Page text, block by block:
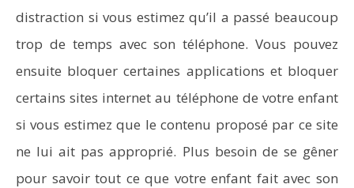
distraction si vous estimez qu’il a passé beaucoup
trop de temps avec son téléphone. Vous pouvez
ensuite bloquer certaines applications et bloquer
certains sites internet au téléphone de votre enfant
si vous estimez que le contenu proposé par ce site
ne lui ait pas approprié. Plus besoin de se gêner
pour savoir tout ce que votre enfant fait avec son